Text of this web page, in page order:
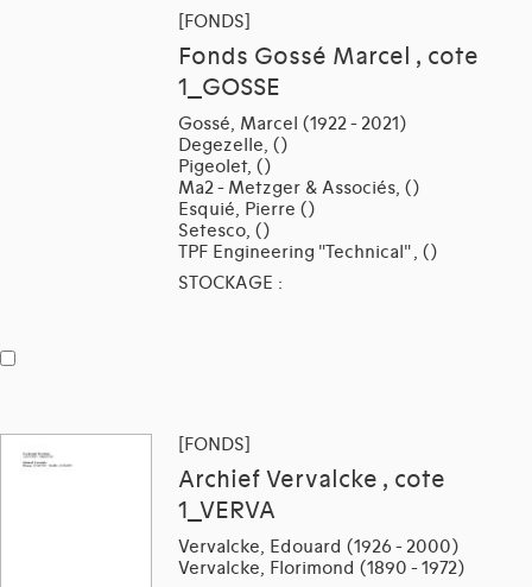
[FONDS]
Fonds Gossé Marcel , cote
1_GOSSE
Gossé, Marcel (1922 - 2021)
Degezelle, ()
Pigeolet, ()
Ma2 - Metzger & Associés, ()
Esquié, Pierre ()
Setesco, ()
TPF Engineering "Technical" , ()
STOCKAGE :
[FONDS]
Archief Vervalcke , cote
1_VERVA
Vervalcke, Edouard (1926 - 2000)
Vervalcke, Florimond (1890 - 1972)